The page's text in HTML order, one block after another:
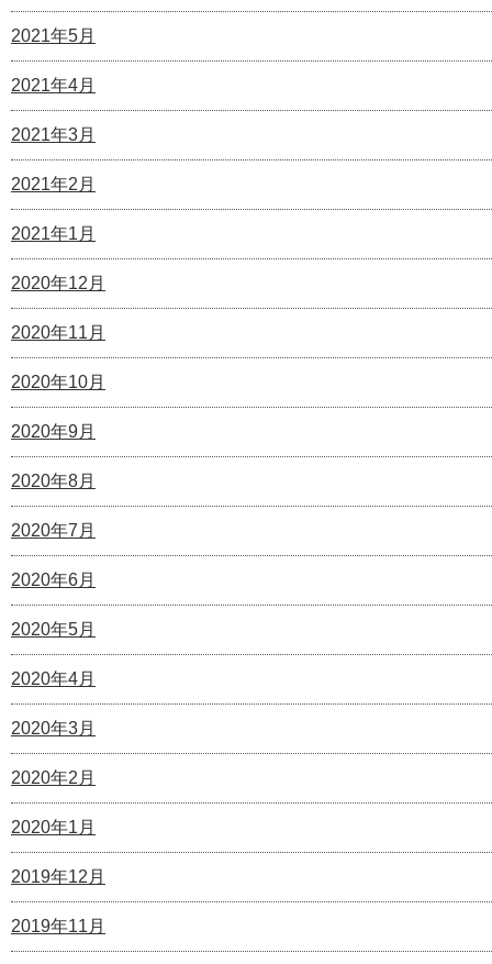
2021年5月
2021年4月
2021年3月
2021年2月
2021年1月
2020年12月
2020年11月
2020年10月
2020年9月
2020年8月
2020年7月
2020年6月
2020年5月
2020年4月
2020年3月
2020年2月
2020年1月
2019年12月
2019年11月